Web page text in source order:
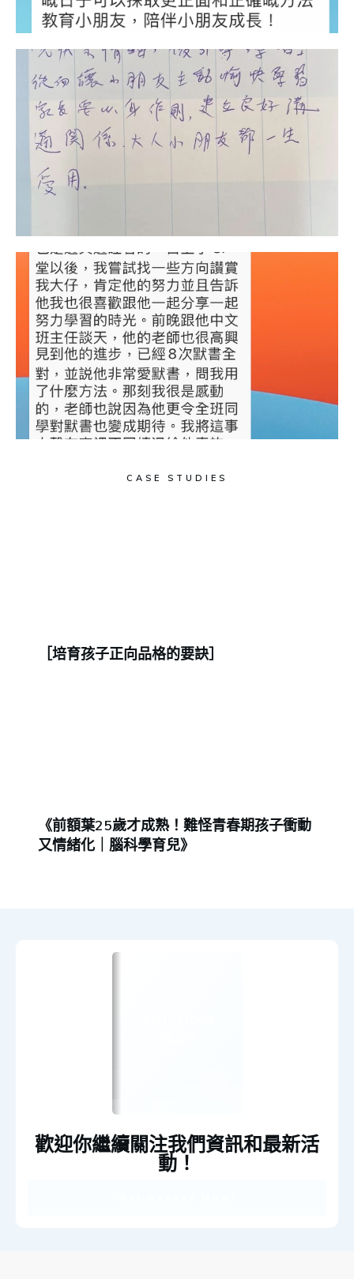
CASE STUDIES
［培育孩子正向品格的要訣］
《前額葉25歲才成熟！難怪青春期孩子衝動
又情緒化｜腦科學育兒》
歡迎你繼續關注我們資訊和最新活
動！